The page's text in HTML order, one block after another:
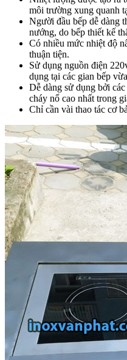
môi trường xung quanh
Người đầu bếp dễ dàng
nướng, do bếp thiết kế
Có nhiều mức nhiệt độ
thuận tiện.
Sử dụng nguồn điện
dụng tại các gian bếp
Dễ dàng sử dụng bởi
cháy nổ cao nhất trong
Chỉ cần vài thao tác cơ